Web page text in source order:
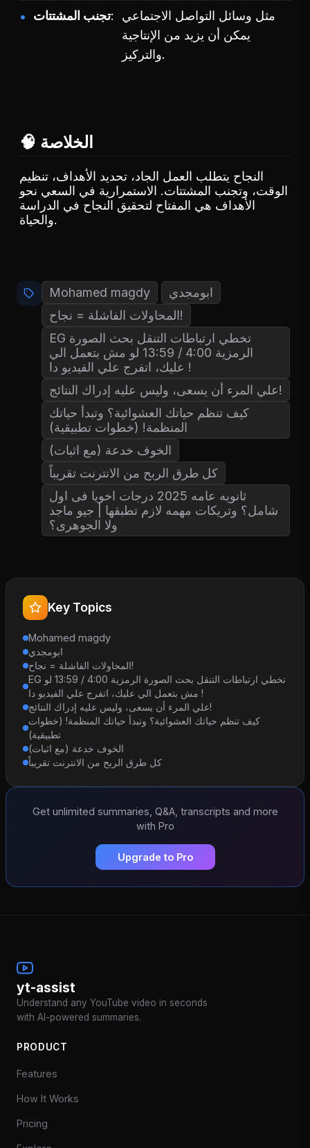
تجنب المشتتات
مثل وسائل التواصل الاجتماعي
يمكن أن يزيد من الإنتاجية
والتركيز.
🧠 الخلاصة
النجاح يتطلب العمل الجاد، تحديد الأهداف، تنظيم
الوقت، وتجنب المشتتات. الاستمرارية في السعي نحو
الأهداف هي المفتاح لتحقيق النجاح في الدراسة
والحياة.
Mohamed magdy
ابومجدي
المحاولات الفاشلة = نجاح!
EG تخطي ارتباطات التنقل بحث الصورة
الرمزية 4:00 / 13:59 لو مش بتعمل الي
عليك، اتفرج علي الفيديو دا !
علي المرء أن يسعى، وليس عليه إدراك النتائج!
كيف تنظم حياتك العشوائية؟ وتبدأ حياتك
المنظمة! (خطوات تطبيقية)
الخوف خدعة (مع اثبات)
كل طرق الربح من الانترنت تقريباً
ثانويه عامه 2025 درجات اخويا فى اول
شامل؟ وتريكات مهمه لازم تطبقها | جيو ماجد
ولا الجوهرى؟
Key Topics
Mohamed magdy
ابومجدي
المحاولات الفاشلة = نجاح!
EG تخطي ارتباطات التنقل بحث الصورة الرمزية 4:00 / 13:59 لو
مش بتعمل الي عليك، اتفرج علي الفيديو دا !
علي المرء أن يسعى، وليس عليه إدراك النتائج!
كيف تنظم حياتك العشوائية؟ وتبدأ حياتك المنظمة! (خطوات
تطبيقية)
الخوف خدعة (مع اثبات)
كل طرق الربح من الانترنت تقريباً
Get unlimited summaries, Q&A, transcripts and more
with Pro
Upgrade to Pro
yt-assist
Understand any YouTube video in seconds
with AI-powered summaries.
PRODUCT
Features
How It Works
Pricing